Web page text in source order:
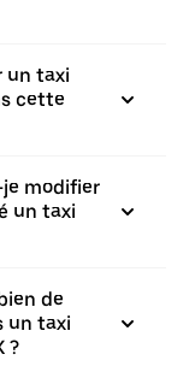
un taxi
cette
je modifier
un taxi
de
un taxi
?